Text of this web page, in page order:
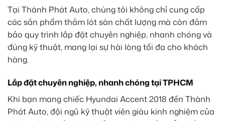
Tại Thành Phát Auto, chúng tôi không chỉ cung cấp
các sản phẩm thảm lót sàn chất lượng mà còn đảm
bảo quy trình lắp đặt chuyên nghiệp, nhanh chóng và
đúng kỹ thuật, mang lại sự hài lòng tối đa cho khách
hàng.
Lắp đặt chuyên nghiệp, nhanh chóng tại TPHCM
Khi bạn mang chiếc Hyundai Accent 2018 đến Thành
Phát Auto, đội ngũ kỹ thuật viên giàu kinh nghiệm của